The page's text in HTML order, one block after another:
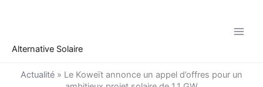
Alternative Solaire
Actualité » Le Koweït annonce un appel d’offres pour un